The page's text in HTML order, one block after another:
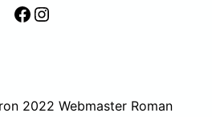
Facebook
Instagram
2022 Webmaster Roman